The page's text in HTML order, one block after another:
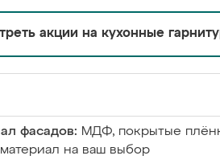
акции на кухонные
фасадов: МДФ, покрытые
на ваш выбор